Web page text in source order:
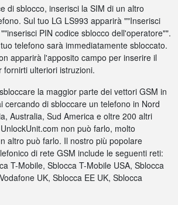
di sblocco, inserisci la SIM di un altro
Sul tuo LG LS993 apparirà ""Inserisci
PIN codice sblocco dell'operatore"".
telefono sarà immediatamente sbloccato.
apparirà l'apposito campo per inserire il
fornirti ulteriori istruzioni.
la maggior parte dei vettori GSM in
cercando di sbloccare un telefono in Nord
Australia, Sud America e oltre 200 altri
non può farlo, molto
altro può farlo. Il nostro più popolare
di rete GSM include le seguenti reti:
T-Mobile, Sblocca T-Mobile USA, Sblocca
UK, Sblocca EE UK, Sblocca